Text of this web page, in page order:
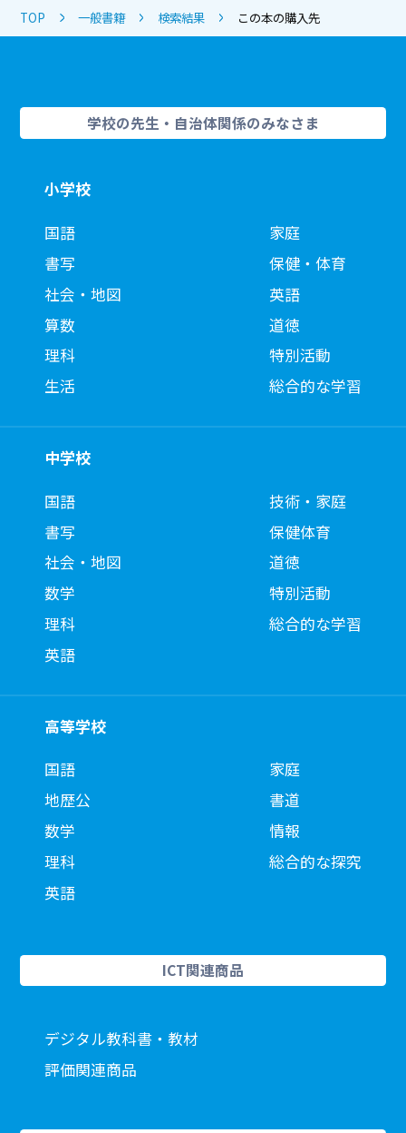
TOP 一般書籍 検索結果 この本の購入先
学校の先生・自治体関係のみなさま
小学校
国語
書写
社会・地図
算数
理科
生活
家庭
保健・体育
英語
道徳
特別活動
総合的な学習
中学校
国語
書写
社会・地図
数学
理科
英語
技術・家庭
保健体育
道徳
特別活動
総合的な学習
高等学校
国語
地歴公
数学
理科
英語
家庭
書道
情報
総合的な探究
ICT関連商品
デジタル教科書・教材
評価関連商品